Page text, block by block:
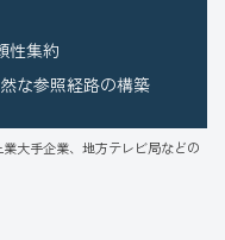
性集約
な参照経路の構築
大手企業、地方テレビ局などの